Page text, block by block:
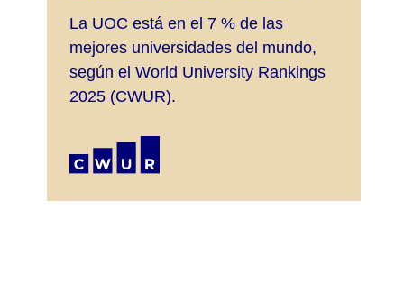
La UOC está en el 7 % de las
mejores universidades del mundo,
según el World University Rankings
2025 (CWUR).